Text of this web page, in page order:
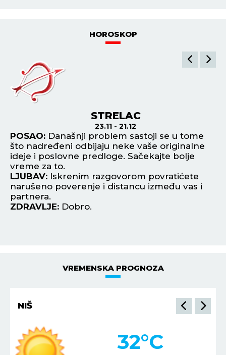
HOROSKOP
STRELAC
23.11 - 21.12
POSAO: Današnji problem sastoji se u tome
što nadređeni odbijaju neke vaše originalne
ideje i poslovne predloge. Sačekajte bolje
vreme za to.
LJUBAV: Iskrenim razgovorom povratićete
narušeno poverenje i distancu između vas i
partnera.
ZDRAVLJE: Dobro.
VREMENSKA PROGNOZA
NIŠ
32°C